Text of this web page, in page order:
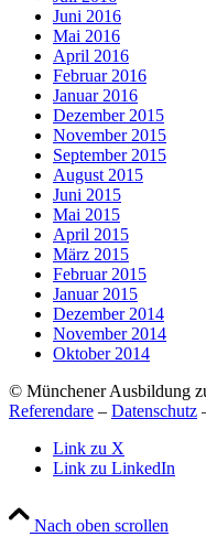
Juni 2016
Mai 2016
April 2016
Februar 2016
Januar 2016
Dezember 2015
November 2015
September 2015
August 2015
Juni 2015
Mai 2015
April 2015
März 2015
Februar 2015
Januar 2015
Dezember 2014
November 2014
Oktober 2014
© Münchener Ausbildung
Referendare – Datenschutz
Link zu X
Link zu LinkedIn
Nach oben scrollen